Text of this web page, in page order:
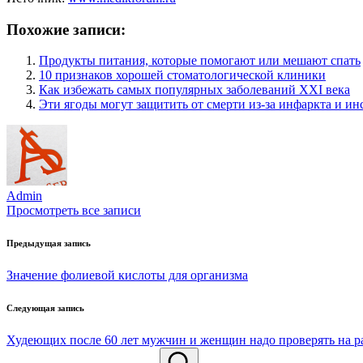
Похожие записи:
Продукты питания, которые помогают или мешают спать
10 признаков хорошей стоматологической клиники
Как избежать самых популярных заболеваний XXI века
Эти ягоды могут защитить от смерти из-за инфаркта и
Admin
Просмотреть все записи
Навигация
по
Предыдущая запись
Значение фолиевой кислоты для организма
Следующая запись
Худеющих после 60 лет мужчин и женщин надо проверять на